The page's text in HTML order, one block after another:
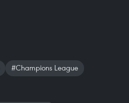
#Champions League